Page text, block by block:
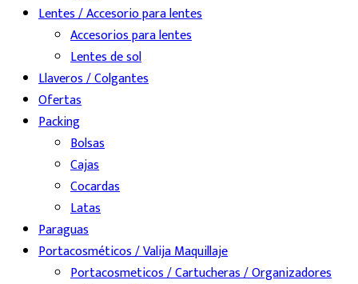
Lentes / Accesorio para lentes
Accesorios para lentes
Lentes de sol
Llaveros / Colgantes
Ofertas
Packing
Bolsas
Cajas
Cocardas
Latas
Paraguas
Portacosméticos / Valija Maquillaje
Portacosmeticos / Cartucheras / Organizadores